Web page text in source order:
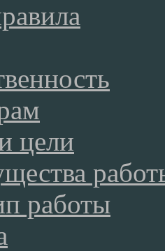
цели
работы